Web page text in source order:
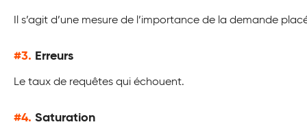
Il s’agit d’une mesure de l’importance de la demande
#3. Erreurs
Le taux de requêtes qui échouent.
#4. Saturation